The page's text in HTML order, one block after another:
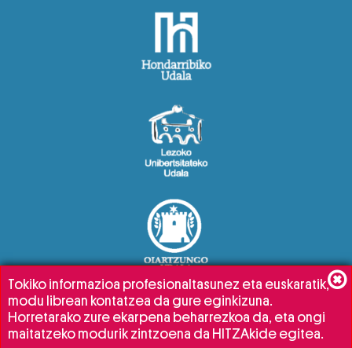
Tokiko informazioa profesionaltasunez eta euskaratik,
modu librean kontatzea da gure eginkizuna.
Horretarako zure ekarpena beharrezkoa da, eta ongi
maitatzeko modurik zintzoena da HITZAkide egitea.